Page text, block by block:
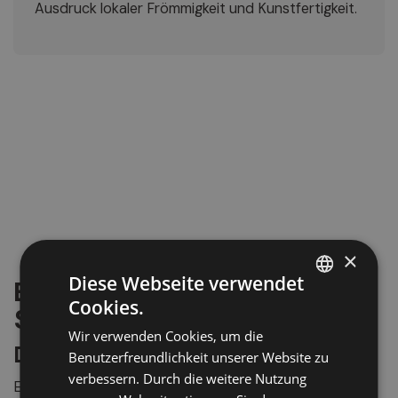
Ausdruck lokaler Frömmigkeit und Kunstfertigkeit.
Besondere Orte rund um
St. Pankraz
Das Häuschen auf dem Felsen
Ein beliebtes Ziel für Wanderer. Es wardas einzige
×
Diese Webseite verwendet
Cookies.
Wir verwenden Cookies, um die
Benutzerfreundlichkeit unserer Website zu
verbessern. Durch die weitere Nutzung